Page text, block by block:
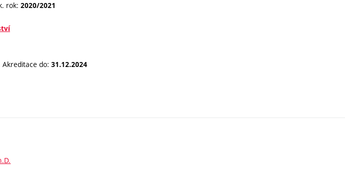
rok: 2020/2021
Akreditace do: 31.12.2024